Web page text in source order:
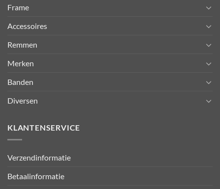
Frame
Accessoires
Remmen
Merken
Banden
Diversen
KLANTENSERVICE
Verzendinformatie
Betaalinformatie